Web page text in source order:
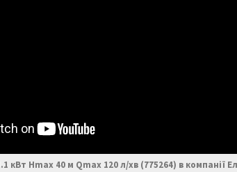
кВт Hmax 40 м Qmax 120 л/хв (775264) в компанії